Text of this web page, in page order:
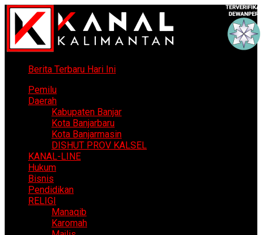
Berita Terbaru Hari Ini
Pemilu
Daerah
Kabupaten Banjar
Kota Banjarbaru
Kota Banjarmasin
DISHUT PROV KALSEL
KANAL-LINE
Hukum
Bisnis
Pendidikan
RELIGI
Manaqib
Karomah